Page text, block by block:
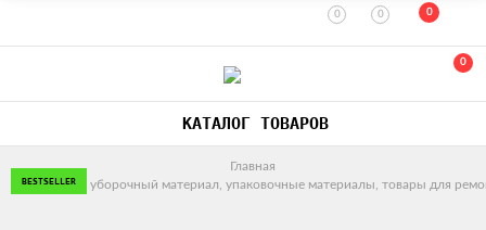
0 0 0
0
КАТАЛОГ ТОВАРОВ
Главная
Хозтовары, уборочный материал, упаковочные материалы, товары для
BESTSELLER
BESTSELLER
BESTSELLER
BESTSELLER
BESTSELLER
BESTSELLER
BESTSELLER
BESTSELLER
BESTSELLER
BESTSELLER
BESTSELLER
BESTSELLER
BESTSELLER
BESTSELLER
BESTSELLER
BESTSELLER
BESTSELLER
BESTSELLER
BESTSELLER
BESTSELLER
BESTSELLER
BESTSELLER
BESTSELLER
BESTSELLER
BESTSELLER
BESTSELLER
BESTSELLER
BESTSELLER
BESTSELLER
BESTSELLER
BESTSELLER
BESTSELLER